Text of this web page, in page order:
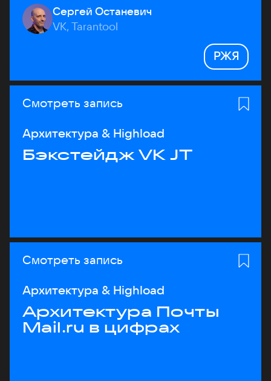
Сергей Останевич
VK, Tarantool
РЖЯ
Смотреть запись
Архитектура & Highload
Бэкстейдж VK JT
Смотреть запись
Архитектура & Highload
Архитектура Почты
Mail.ru в цифрах